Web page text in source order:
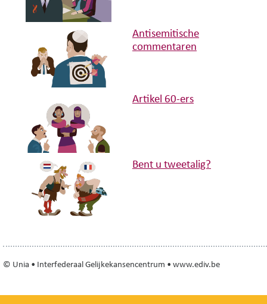
Antisemitische
commentaren
Artikel 60-ers
Bent u tweetalig?
© Unia • Interfederaal Gelijkekansencentrum • www.ediv.be